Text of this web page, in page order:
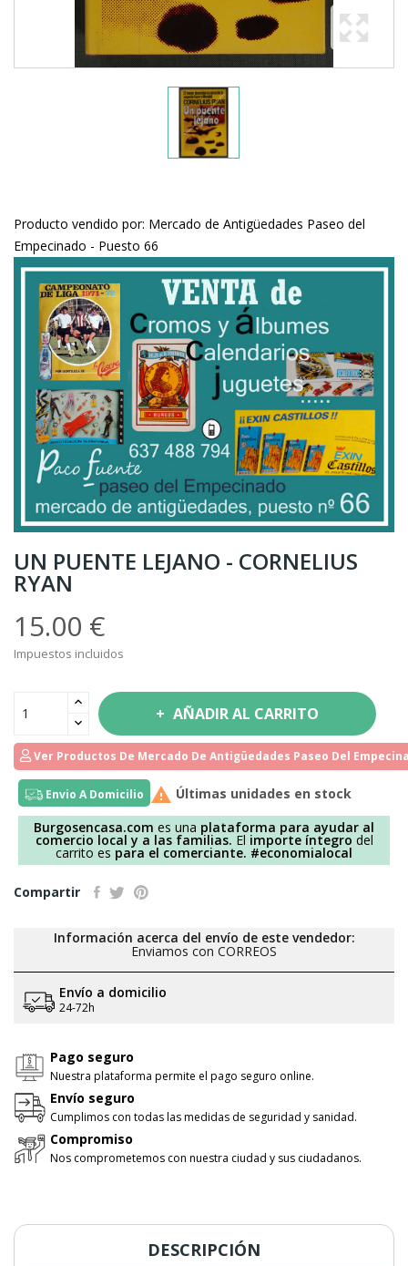
Producto vendido por: Mercado de Antigüedades Paseo del
Empecinado - Puesto 66
UN PUENTE LEJANO - CORNELIUS
RYAN
15.00 €
Impuestos incluidos
AÑADIR AL CARRITO
Ver Productos De Mercado De Antigüedades Paseo Del
Envio A Domicilio  Últimas unidades en stock
Burgosencasa.com es una plataforma para ayudar al
comercio local y a las familias. El importe íntegro del
carrito es para el comerciante. #economialocal
Compartir
Información acerca del envío de este vendedor:
Enviamos con CORREOS
Envío a domicilio
24-72h
Pago seguro
Nuestra plataforma permite el pago seguro online.
Envío seguro
Cumplimos con todas las medidas de seguridad y sanidad.
Compromiso
Nos comprometemos con nuestra ciudad y sus ciudadanos.
DESCRIPCIÓN